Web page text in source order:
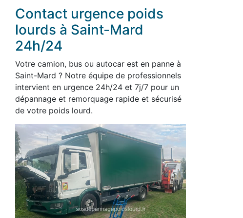
Contact urgence poids
lourds à Saint-Mard
24h/24
Votre camion, bus ou autocar est en panne à
Saint-Mard ? Notre équipe de professionnels
intervient en urgence 24h/24 et 7j/7 pour un
dépannage et remorquage rapide et sécurisé
de votre poids lourd.